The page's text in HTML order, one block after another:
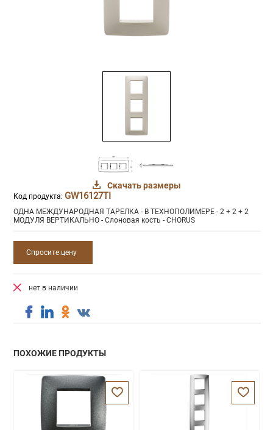
Скачать размеры
Код продукта: GW16127TI
ОДНА МЕЖДУНАРОДНАЯ ТАРЕЛКА - В ТЕХНОПОЛИМЕРЕ - 2 + 2 + 2
МОДУЛЯ ВЕРТИКАЛЬНО - Слоновая кость - CHORUS
Спросите цену
нет в наличии
ПОХОЖИЕ ПРОДУКТЫ